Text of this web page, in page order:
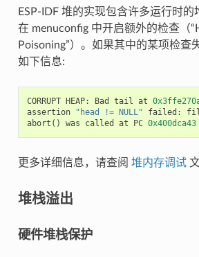
ESP-IDF 堆的实现包含许多运行时的
在 menuconfig 中开启额外的检查（
Poisoning”）。如果其中的某项检查
如下信息:
CORRUPT HEAP: Bad tail at
assertion
"head != NULL" failed :
abort () was called at PC 0x400dca43
更多详细信息，请查阅 堆内存调试文
堆栈溢出
硬件堆栈保护